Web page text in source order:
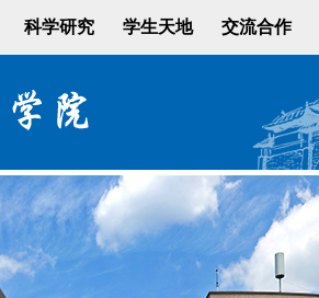
科学研究 学生天地 交流合作